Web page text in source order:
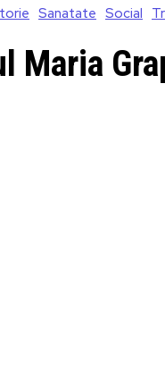
Sanatate Social
Maria